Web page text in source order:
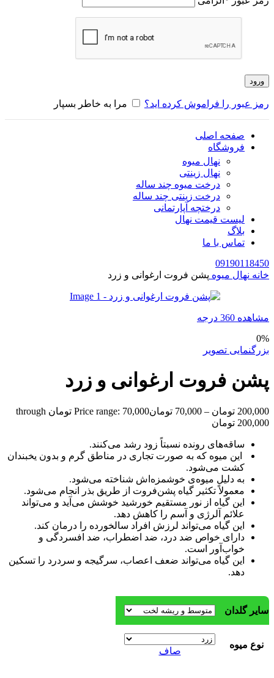
ورود
رمز عبور را فراموش کرده اید؟ مرا به خاطر بسپار
صفحه اصلی
فروشگاه
نهال میوه
نهال زینتی
درخت میوه چند ساله
درخت زینتی چند ساله
درختچه آپارتمانی
لیست قیمت نهال
بلاگ
تماس با ما
09190118450
خانه نهال میوه پشن فروت ارغوانی و زرد
مشاهده 360 درجه
0%
بزرگنمایی تصویر
پشن فروت ارغوانی و زرد
200,000 تومان –
70,000 تومان
Price range: 70,000 تومان through
200,000 تومان
ساقه‌های رونده نسبتاً زود رشد می‌کنند.
این میوه که به صورت تجاری در مناطق گرم و بدون یخبندان
کشت می‌شود.
به دلیل میوه‌ی خوشمزه‌اش شناخته می‌شود.
معمولاً تکثیر گیاه پشن‌فروت از طریق بذر انجام می‌شود.
این گیاه از نور مستقیم خورشید خوشش می‌آید و می‌تواند
علائم آلرژی و آسم را کاهش دهد.
این گیاه می‌تواند لرزش افراد سالخورده را درمان کند.
دارای خواص ضد درد، ضد اضطراب، ضد افسردگی و
خواب‌آور است.
این گیاه می‌تواند ضعف اعصاب، سرگیجه و سردرد را تسکین
دهد.
سایر گلدان
نوع میوه
صاف